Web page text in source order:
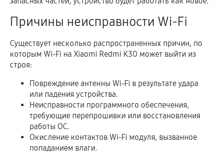
Причины неисправности Wi-Fi
Существует несколько распространенных причин, по
которым Wi-Fi на Xiaomi Redmi K30 может выйти из
строя:
Повреждение антенны Wi-Fi в результате удара
или падения устройства.
Неисправности программного обеспечения,
требующие перепрошивки или восстановления
работы ОС.
Окисление контактов Wi-Fi модуля, вызванное
попаданием влаги.